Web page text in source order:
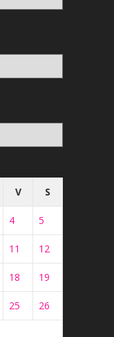
V S
4 5
11 12
18 19
25 26